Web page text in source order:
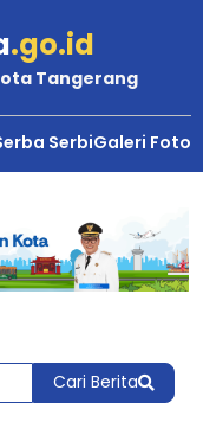
.go.id
Tangerang
SerbiGaleri Foto
Cari Berita